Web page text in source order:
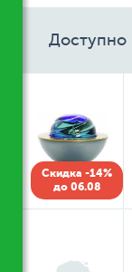
Доступно
Скидка -14%
до 06.08